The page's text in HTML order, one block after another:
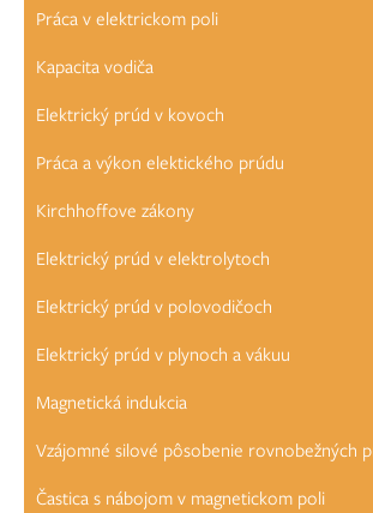
Práca v elektrickom poli
Kapacita vodiča
Elektrický prúd v kovoch
Práca a výkon elektického prúdu
Kirchhoffove zákony
Elektrický prúd v elektrolytoch
Elektrický prúd v polovodičoch
Elektrický prúd v plynoch a vákuu
Magnetická indukcia
Vzájomné silové pôsobenie rovnobežných
Častica s nábojom v magnetickom poli